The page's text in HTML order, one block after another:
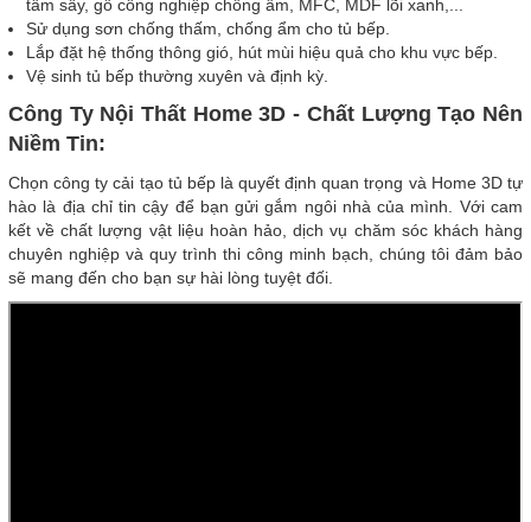
tẩm sấy, gỗ công nghiệp chống ẩm, MFC, MDF lõi xanh,...
Sử dụng sơn chống thấm, chống ẩm cho tủ bếp.
Lắp đặt hệ thống thông gió, hút mùi hiệu quả cho khu vực bếp.
Vệ sinh tủ bếp thường xuyên và định kỳ.
Công Ty Nội Thất Home 3D - Chất Lượng Tạo Nên
Niềm Tin:
Chọn công ty cải tạo tủ bếp là quyết định quan trọng và Home 3D tự
hào là địa chỉ tin cậy để bạn gửi gắm ngôi nhà của mình. Với cam
kết về chất lượng vật liệu hoàn hảo, dịch vụ chăm sóc khách hàng
chuyên nghiệp và quy trình thi công minh bạch, chúng tôi đảm bảo
sẽ mang đến cho bạn sự hài lòng tuyệt đối.